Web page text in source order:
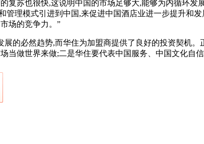
苏也很快,这说明中国的市场足够大,能够为内循环发
理模式引进到中国,来促进中国酒店业进一步提升和
场的竞争力。”
必然趋势,而华住为加盟商提供了良好的投资契机。
当做世界来做;二是华住要代表中国服务、中国文化自